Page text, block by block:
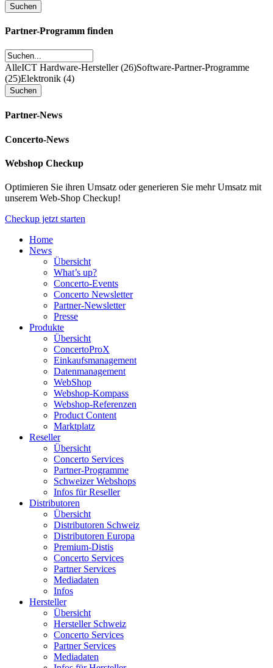
Partner-Programm finden
AlleICT Hardware-Hersteller (26)Software-Partner-Programme
(25)Elektronik (4)
Partner-News
Concerto-News
Webshop Checkup
Optimieren Sie ihren Umsatz oder generieren Sie mehr Umsatz mit
unserem Web-Shop Checkup!
Checkup jetzt starten
Home
News
Übersicht
What’s up?
Concerto-Events
Concerto Newsletter
Partner-Newsletter
Presse
Produkte
Übersicht
ConcertoProX
Einkaufsmanagement
Datenmanagement
WebShop
Webshop-Kompass
Webshop-Referenzen
Product Content
Marktplatz
Reseller
Übersicht
Concerto Services
Partner-Programme
Schweizer Webshops
Infos für Reseller
Distributoren
Übersicht
Distributoren Schweiz
Distributoren Europa
Premium-Distis
Concerto Services
Partner Services
Mediadaten
Infos
Hersteller
Übersicht
Hersteller Schweiz
Concerto Services
Partner Services
Mediadaten